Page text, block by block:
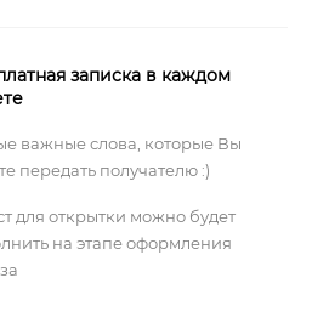
записка в каждом
важные слова, которые Вы
передать получателю :)
для открытки можно будет
на этапе оформления